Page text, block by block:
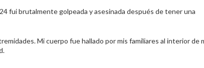
fui brutalmente golpeada y asesinada después de tener una
Mi cuerpo fue hallado por mis familiares al interior de